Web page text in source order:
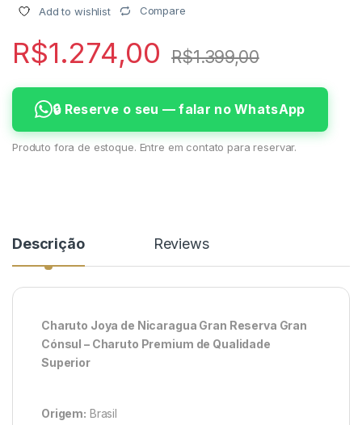
Add to wishlist Compare
R$1.274,00 R$1.399,00
🔒 Reserve o seu — falar no WhatsApp
Produto fora de estoque. Entre em contato para reservar.
Descrição Reviews
Charuto Joya de Nicaragua Gran Reserva Gran
Cónsul – Charuto Premium de Qualidade
Superior
Origem: Brasil